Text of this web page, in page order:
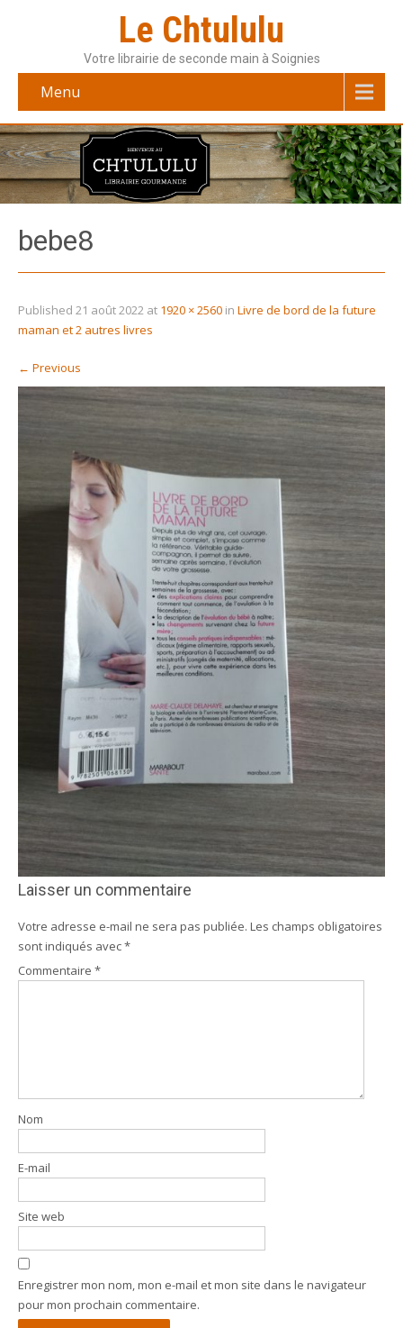
Le Chtululu
Votre librairie de seconde main à Soignies
Menu
bebe8
Published 21 août 2022 at 1920 × 2560 in Livre de bord de la future
maman et 2 autres livres
← Previous
Laisser un commentaire
Votre adresse e-mail ne sera pas publiée. Les champs obligatoires
sont indiqués avec*
Commentaire *
Nom
E-mail
Site web
Enregistrer mon nom, mon e-mail et mon site dans le navigateur
pour mon prochain commentaire.